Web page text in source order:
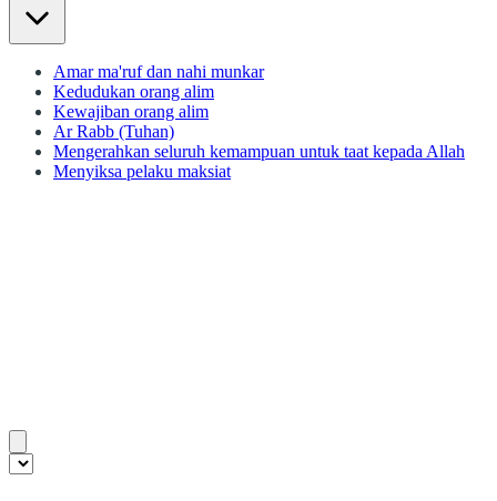
Amar ma'ruf dan nahi munkar
Kedudukan orang alim
Kewajiban orang alim
Ar Rabb (Tuhan)
Mengerahkan seluruh kemampuan untuk taat kepada Allah
Menyiksa pelaku maksiat